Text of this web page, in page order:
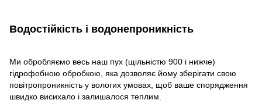
Водостійкість і водонепроникність
Ми обробляємо весь наш пух (щільністю 900 і нижче)
гідрофобною обробкою, яка дозволяє йому зберігати свою
повітропроникність у вологих умовах, щоб ваше спорядження
швидко висихало і залишалося теплим.